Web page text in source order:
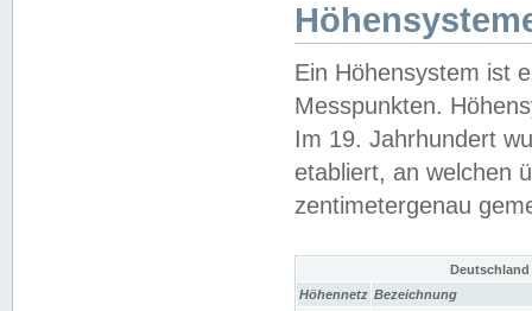
Ein Höhensystem ist
Messpunkten.
Im 19. Jahrhundert
etabliert, an welchen
zentimetergenau
Höhennetz Bezeichnung